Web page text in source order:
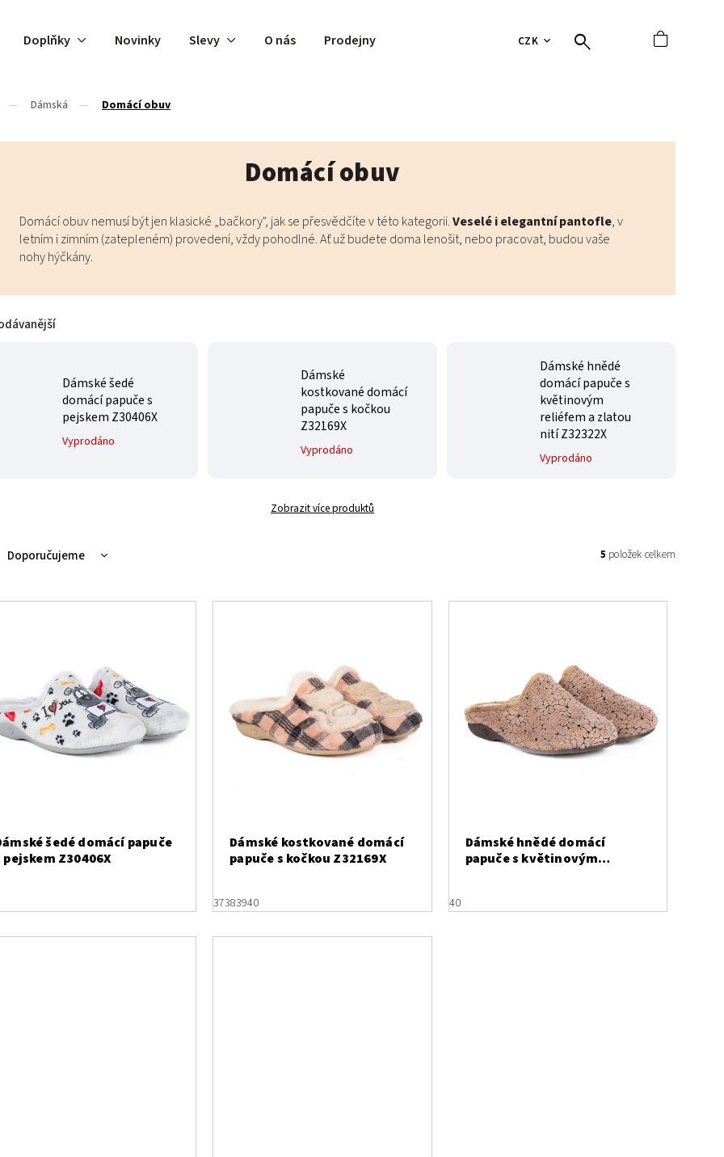
CZK
Doplňky Novinky Slevy O nás Prodejny Hodnocení obchodu Tabulky velikostí
/ Dámská / Domácí obuv
Domácí obuv
Domácí obuv nemusí být jen klasické „bačkory", jak se přesvědčíte v této kategorii.Veselé i elegantní pantofle, v
letním i zimním (zatepleném) provedení, vždy pohodlné. Ať už budete doma lenošit, nebo pracovat, budou vaše
nohy hýčkány.
Dámské šedé
domácí papuče s
pejskem Z30406X
Vyprodáno
Dámské
kostkované domácí
papuče s kočkou
Z32169X
Vyprodáno
Dámské hnědé
domácí papuče s
květinovým
reliéfem a zlatou
nití Z32322X
Vyprodáno
Zobrazit více produktů
Doporučujeme
Nejdražší
5 položek celkem
šedé domácí papuče
pejskem Z30406X
Dámské kostkované domácí
papuče s kočkou Z32169X
37383940
Dámské hnědé domácí
papuče s květinovým
40